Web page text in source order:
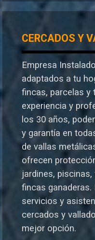
CERCADOS Y
Empresa
adaptados a tu
fincas, parcelas y
experiencia y
los 30 años,
y garantía en
de vallas
ofrecen
jardines,
fincas ganaderas.
servicios y
cercados y
mejor opción.